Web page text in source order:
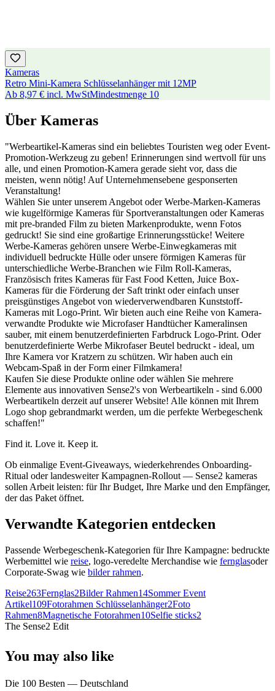
Kameras
Retro Mini-Kamera Schlüsselanhänger mit 12MP
Ab 8,97 € incl. MwStMindestmenge 10
Über Kameras
"Werbeartikel-Kameras sind ein beliebtes Touristen weg oder Event-
Promotion-Werkzeug zu geben! Erinnerungen sind wertvoll für uns
alle, und einen Promotion-Kamera gerade sieht vor, dass die
meisten, wenn nötig! Auf Unternehmensebene gesponserten
Veranstaltung!
Wählen Sie unter unserem Angebot oder Werbe-Marken-Kameras
wie kugelförmige Kameras für Sportveranstaltungen oder Kameras
mit pre-branded Film zu bieten Markenprodukte, wenn Fotos
gedruckt! Sie sind eine großartige Erinnerungsstücke! Weitere
Werbe-Kameras gehören unsere Werbe-Einwegkameras mit
individuell bedruckte Hülle oder unsere förmigen Kameras für
unterschiedliche Werbe-Branchen wie Film Roll-Kameras,
Französisch frites Kameras für Fast Food Ketten, Juice Box-
Kameras für die Förderung der Saft trinkt oder einfach unser
preisgünstiges Angebot von wiederverwendbaren Kunststoff-
Kameras mit Logo-Print. Wir bieten auch eine Reihe von Kamera-
verwandte Produkte wie Microfaser Handtücher Kameralinsen
sauber, mit einem benutzerdefinierten Farbdruck Logo-Print. Oder
benutzerdefinierte Werbe Mikrofaser Beutel bedruckt - ideal, um
Ihre Kamera vor Kratzern zu schützen. Wir haben auch ein
Webcam-Spaß in der Form einer Filmkamera!
Kaufen Sie diese Produkte online oder wählen Sie mehrere
Elemente aus innovativen Sense2's von Werbeartikeln - sind 6.000
Werbeartikeln derzeit auf unserer Website! Alle können mit Ihrem
Logo shop gebrandmarkt werden, um die perfekte Werbegeschenk
schaffen!"
Find it. Love it. Keep it.
Ob einmalige Event-Giveaways, wiederkehrendes Onboarding-
Ritual oder landesweiter Kampagnen-Rollout — Sense2 kameras
sollen Arbeit leisten: für Ihr Budget, Ihre Marke und den Empfänger,
der das Paket öffnet.
Verwandte Kategorien entdecken
Passende Werbegeschenk-Kategorien für Ihre Kampagne: bedruckte
Werbemittel wie reise, logo-veredelte Merchandise wie fernglasoder
Corporate-Swag wie bilder rahmen.
Reise263Fernglas2Bilder Rahmen14Sommer Event
Artikel109Fotorahmen Schlüsselanhänger2Foto
Rahmen8Magnetische Fotorahmen10Selfie sticks2
The Sense2 Edit
You may also like
Die 100 Besten — Deutschland